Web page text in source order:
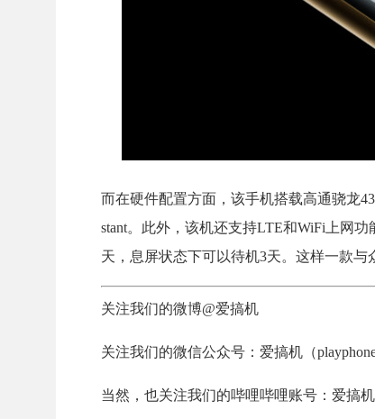
而在硬件配置方面，该手机搭载高通骁龙
stant。此外，该机还支持LTE和WiFi上网
天，息屏状态下可以待机3天。这样一款与
关注我们的微博@爱搞机
关注我们的微信公众号：爱搞机（playphone
当然，也关注我们的哔哩哔哩账号：爱搞机